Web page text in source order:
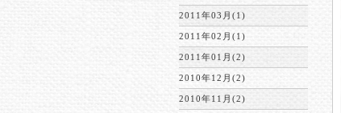
2011年03月(1)
2011年02月(1)
2011年01月(2)
2010年12月(2)
2010年11月(2)